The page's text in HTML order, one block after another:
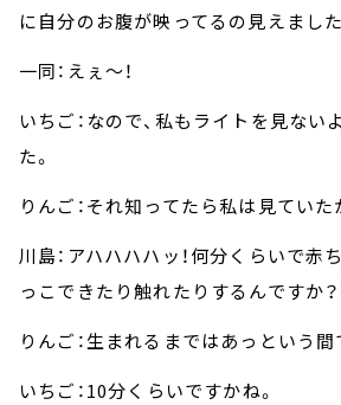
に自分のお腹が映ってるの見えました
一同：えぇ～！
いちご：なので、私もライトを見ない
た。
りんご：それ知ってたら私は見ていた
川島：アハハハハッ！何分くらいで赤
っこできたり触れたりするんですか？
りんご：生まれるまではあっという間
いちご：10分くらいですかね。